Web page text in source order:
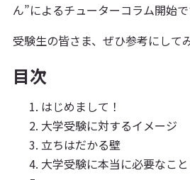
ん”によるチューターコラム開始で
受験生の皆さま、ぜひ参考にして
目次
はじめまして！
大学受験に対するイメージ
立ちはだかる壁
大学受験に本当に必要なこ